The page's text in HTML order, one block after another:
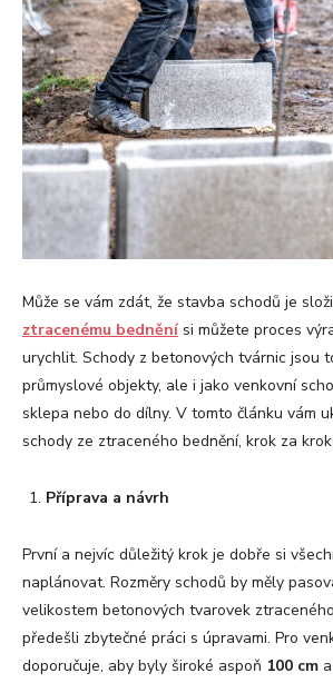
Může se vám zdát, že stavba schodů je
ztracenému bedněnísi můžete proces
urychlit. Schody z betonových tvárnic jsou
průmyslové objekty, ale i jako venkovní
sklepa nebo do dílny. V tomto článku vám
schody ze ztraceného bednění, krok za
Příprava a návrh
První a nejvíc důležitý krok je dobře si
naplánovat. Rozměry schodů by měly
velikostem betonových tvarovek
předešli zbytečné práci s úpravami. Pro
doporučuje, aby byly široké aspoň 100 cm